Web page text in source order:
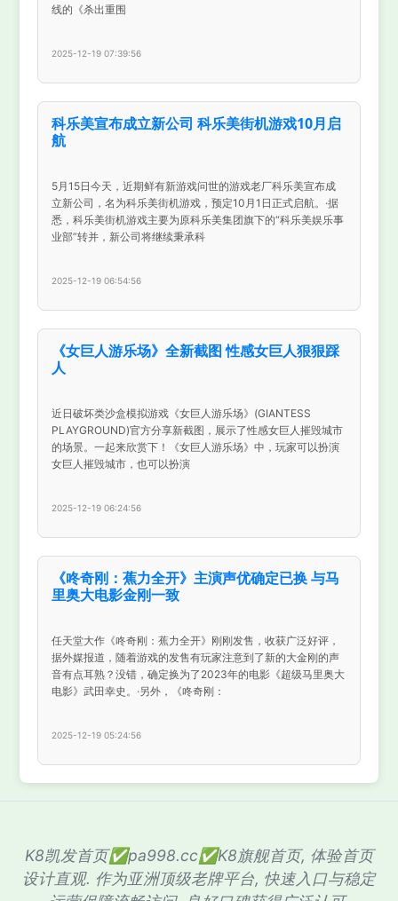
线的《杀出重围
2025-12-19 07:39:56
科乐美宣布成立新公司 科乐美街机游戏10月启
航
5月15日今天，近期鲜有新游戏问世的游戏老厂科乐美宣布成
立新公司，名为科乐美街机游戏，预定10月1日正式启航。·据
悉，科乐美街机游戏主要为原科乐美集团旗下的“科乐美娱乐事
业部”转并，新公司将继续秉承科
2025-12-19 06:54:56
《女巨人游乐场》全新截图 性感女巨人狠狠踩
人
近日破坏类沙盒模拟游戏《女巨人游乐场》(GIANTESS
PLAYGROUND)官方分享新截图，展示了性感女巨人摧毁城市
的场景。一起来欣赏下！《女巨人游乐场》中，玩家可以扮演
女巨人摧毁城市，也可以扮演
2025-12-19 06:24:56
《咚奇刚：蕉力全开》主演声优确定已换 与马
里奥大电影金刚一致
任天堂大作《咚奇刚：蕉力全开》刚刚发售，收获广泛好评，
据外媒报道，随着游戏的发售有玩家注意到了新的大金刚的声
音有点耳熟？没错，确定换为了2023年的电影《超级马里奥大
电影》武田幸史。·另外，《咚奇刚：
2025-12-19 05:24:56
K8凯发首页✅pa998.cc✅K8旗舰首页, 体验首页
设计直观. 作为亚洲顶级老牌平台, 快速入口与稳定